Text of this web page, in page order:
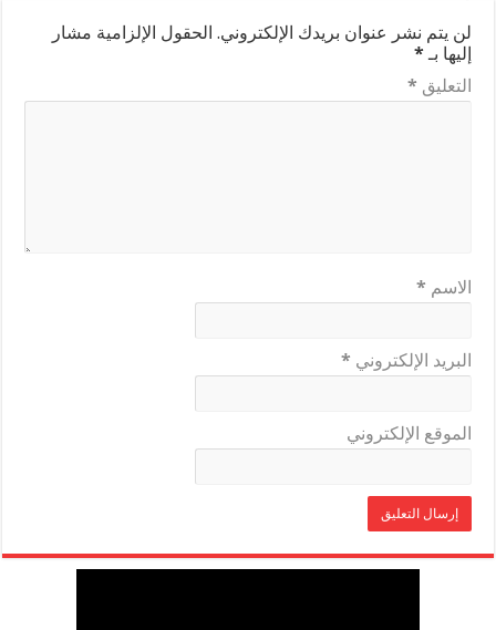
لن يتم نشر عنوان بريدك الإلكتروني. الحقول الإلزامية مشار
إليها بـ*
التعليق *
الاسم *
البريد الإلكتروني *
الموقع الإلكتروني